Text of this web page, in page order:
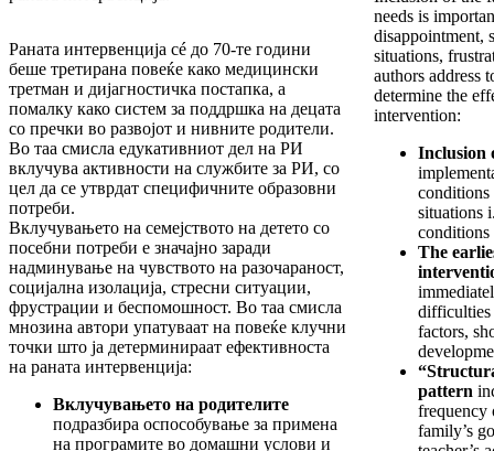
needs is
disappointment,
situations,
authors address
determine the
intervention:
Inclusion
conditions
situations
The
difficulties
factors,
pattern
frequency
family’s
Раната интервенција сé до 70-те години
беше третирана повеќе како медицински
третман и дијагностичка постапка, а
помалку како систем за поддршка на децата
со пречки во развојот и нивните родители.
Во таа смисла едукативниот дел на РИ
вклучува активности на службите за РИ, со
цел да се утврдат специфичните образовни
потреби.
Вклучувањето на семејството на детето со
посебни потреби е значајно заради
надминување на чувството на разочараност,
социјална изолација, стресни ситуации,
фрустрации и беспомошност. Во таа смисла
мнозина автори упатуваат на повеќе клучни
точки што ја детерминираат ефективноста
на раната интервенција:
Вклучувањето на родителите
подразбира оспособување за примена
на програмите во домашни услови и